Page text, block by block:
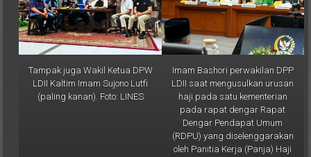
Tampak juga Wakil Ketua DPW
LDII Kaltim Imam Sujono Lutfi
(paling kanan). Foto: LINES
Imam Bashori perwakilan DPP
LDII saat mengusulkan urusan
haji pada satu kementerian
pada rapat dengar Rapat
Dengar Pendapat Umum
(RDPU) yang diselenggarakan
oleh Panitia Kerja (Panja) Haji